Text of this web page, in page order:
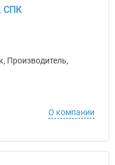
СПК
Производитель,
О компании